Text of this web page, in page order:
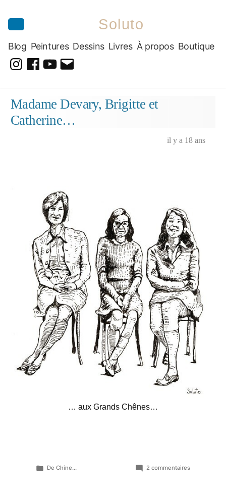
Soluto
Blog Peintures Dessins Livres À propos Boutique
Dessins
contenu
Madame Devary, Brigitte et
Catherine…
il y a 18 ans
… aux Grands Chênes…
Publié
De Chine... 2 commentairessur